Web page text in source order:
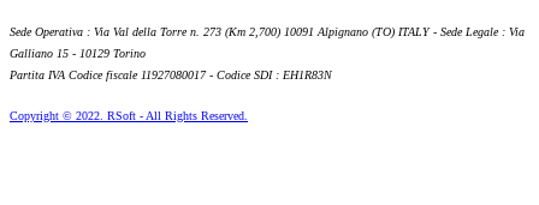
Sede Operativa : Via Val della Torre n. 273 (Km 2,700) 10091 Alpignano (TO) ITALY - Sede Legale : Via
Galliano 15 - 10129 Torino
Partita IVA Codice fiscale 11927080017 - Codice SDI : EH1R83N
Copyright © 2022. RSoft - All Rights Reserved.